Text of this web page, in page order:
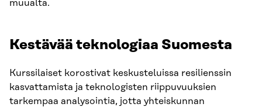
muualta.
Kestävää teknologiaa Suomesta
Kurssilaiset korostivat keskusteluissa resilienssin
kasvattamista ja teknologisten riippuvuuksien
tarkempaa analysointia, jotta yhteiskunnan